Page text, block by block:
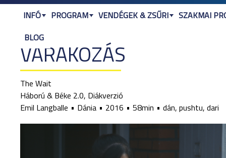
VÁRAKOZÁS
The Wait
Háború & Béke 2.0, Diákverzió
Emil Langballe
Dánia 2016 58min dán, pushtu, dari
INFÓ PROGRAM VENDÉGEK & ZSŰRI
SZAKMAI
BLOG